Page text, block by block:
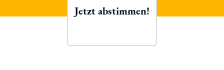
Jetzt abstimmen!